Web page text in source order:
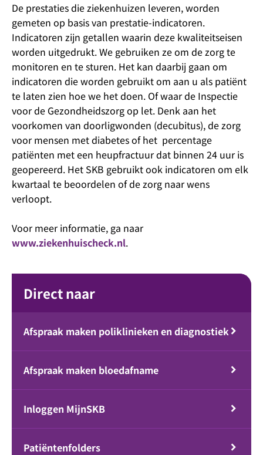
De prestaties die ziekenhuizen leveren, worden
gemeten op basis van prestatie-indicatoren.
Indicatoren zijn getallen waarin deze kwaliteitseisen
worden uitgedrukt. We gebruiken ze om de zorg te
monitoren en te sturen. Het kan daarbij gaan om
indicatoren die worden gebruikt om aan u als patiënt
te laten zien hoe we het doen. Of waar de Inspectie
voor de Gezondheidszorg op let. Denk aan het
voorkomen van doorligwonden (decubitus), de zorg
voor mensen met diabetes of het percentage
patiënten met een heupfractuur dat binnen 24 uur is
geopereerd. Het SKB gebruikt ook indicatoren om elk
kwartaal te beoordelen of de zorg naar wens
verloopt.
Voor meer informatie, ga naar
www.ziekenhuischeck.nl.
Direct naar
Afspraak maken poliklinieken en diagnostiek
Afspraak maken bloedafname
Inloggen MijnSKB
Patiëntenfolders